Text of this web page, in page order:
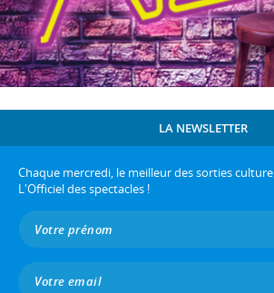
LA NEWSLETTER
Chaque mercredi, le meilleur des sorties
L'Officiel des spectacles !